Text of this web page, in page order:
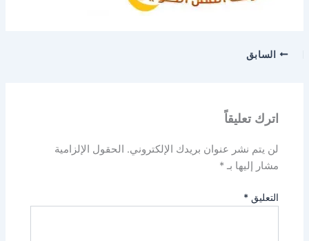
السابق
اترك تعليقاً
لن يتم نشر عنوان بريدك الإلكتروني.
الحقول الإلزامية
مشار إليها بـ*
التعليق*